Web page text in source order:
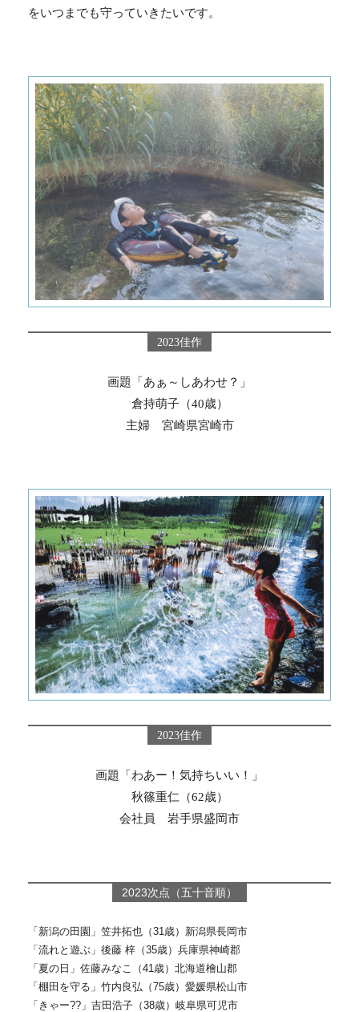
をいつまでも守っていきたいです。
2023佳作
画題「あぁ～しあわせ？」
倉持萌子（40歳）
主婦 宮崎県宮崎市
2023佳作
画題「わあー！気持ちいい！」
秋篠重仁（62歳）
会社員 岩手県盛岡市
2023次点（五十音順）
「新潟の田園」笠井拓也（31歳）新潟県長岡市
「流れと遊ぶ」後藤 梓（35歳）兵庫県神崎郡
「夏の日」佐藤みなこ（41歳）北海道檜山郡
「棚田を守る」竹内良弘（75歳）愛媛県松山市
「きゃー??」吉田浩子（38歳）岐阜県可児市